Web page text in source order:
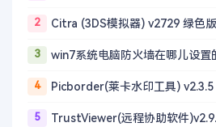
2 Citra (3DS模拟器) v2729 绿色版
3 win7系统电脑防火墙在哪儿设置
4 Picborder(莱卡水印工具) v2.3.5
5 TrustViewer(远程协助软件